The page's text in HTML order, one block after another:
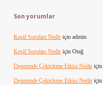
Son yorumlar
Keşif Soruları Nedir için admin
Keşif Soruları Nedir için Otağ
Depremde Çekiçleme Etkisi Nedir için
Depremde Çekiçleme Etkisi Nedir için